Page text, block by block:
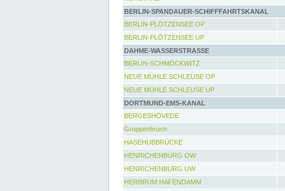
BERLIN-SPANDAUER-SCHIFFFAHRTSKANAL
BERLIN-PLÖTZENSEE OP
BERLIN-PLÖTZENSEE UP
DAHME-WASSERSTRASSE
BERLIN-SCHMÖCKWITZ
NEUE MÜHLE SCHLEUSE OP
NEUE MÜHLE SCHLEUSE UP
DORTMUND-EMS-KANAL
BERGESHÖVEDE
Groppenbruch
HASEHUBBRÜCKE
HENRICHENBURG OW
HENRICHENBURG UW
HERBRUM HAFENDAMM